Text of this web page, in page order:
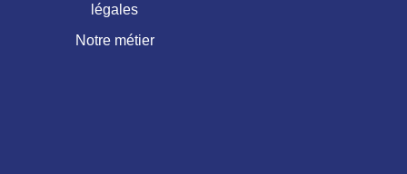
légales
Notre métier